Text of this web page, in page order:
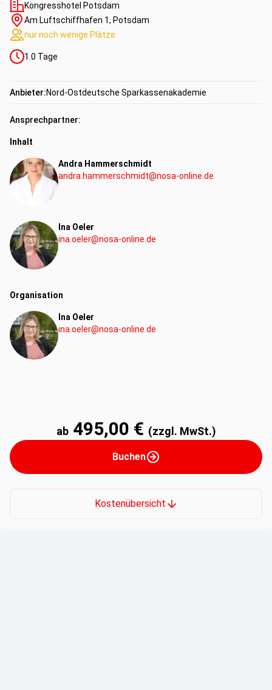
Kongresshotel Potsdam
Am Luftschiffhafen 1, Potsdam
nur noch wenige Plätze
1.0 Tage
Anbieter:Nord-Ostdeutsche Sparkassenakademie
Ansprechpartner:
Inhalt
Andra Hammerschmidt
andra.hammerschmidt@nosa-online.de
Ina Oeler
ina.oeler@nosa-online.de
Organisation
Ina Oeler
ina.oeler@nosa-online.de
ab 495,00 € (zzgl. MwSt.)
Buchen
Kostenübersicht